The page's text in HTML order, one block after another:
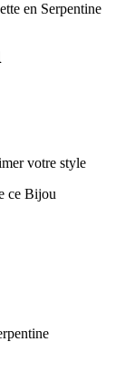
en Serpentine
votre style
ce Bijou